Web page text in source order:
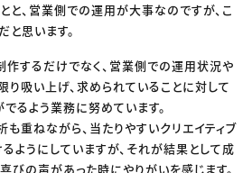
と、営業側での運用が大事なのですが、こ
思います。
作するだけでなく、営業側での運用状況や
吸い上げ、求められていることに対して
るよう業務に努めています。
も重ねながら、当たりやすいクリエイティブ
ようにしていますが、それが結果として成
びの声があった時にやりがいを感じます。